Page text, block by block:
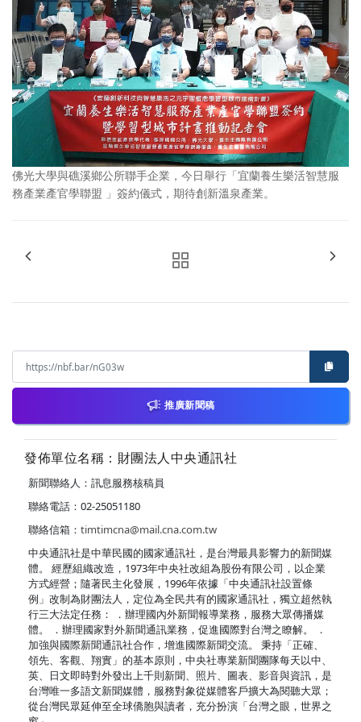
佛光大學與礁溪鄉公所聯手企業，今日舉行「宜蘭養生樂活智慧服
務產業產官學聯盟 」簽約儀式，期待創新溫泉產業。
推廣新聞稿
發佈單位名稱：財團法人中央通訊社
新聞聯絡人：訊息服務核稿員
聯絡電話：02-25051180
聯絡信箱： timtimcna@mail.cna.com.tw
中央通訊社是中華民國的國家通訊社，是台灣最具影響力的新聞媒
體。 經歷組織改造，1973年中央社改組為股份有限公司，以企業
方式經營；隨著民主化發展，1996年依據「中央通訊社設置條
例」改制為財團法人，定位為全民共有的國家通訊社，獨立超然執
行三大法定任務： ．辦理國內外新聞報導業務，服務大眾傳播媒
體。 ．辦理國家對外新聞通訊業務，促進國際對台灣之瞭解。 ．
加強與國際新聞通訊社合作，增進國際新聞交流。 秉持「正確、
領先、客觀、翔實」的基本原則，中央社專業新聞團隊每天以中、
英、日文即時對外發出上千則新聞、照片、圖表、影音與資訊，是
台灣唯一多語文新聞媒體，服務對象從媒體客戶擴大為閱聽大眾；
從台灣民眾延伸至全球僑胞與讀者，充分扮演「台灣之眼，世界之